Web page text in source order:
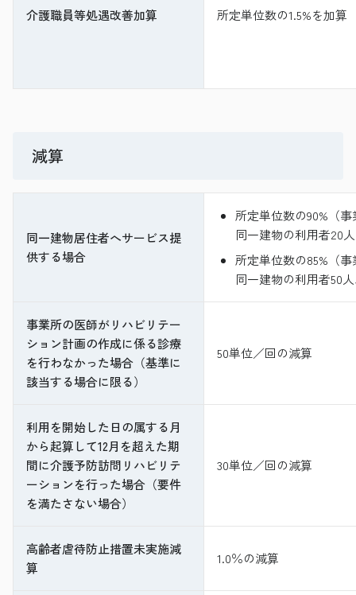
介護職員等処遇改善加算 所定単位数の1.5%を加算
減算
同一建物居住者へサービス提
供する場合
所定単位数の90%（
同一建物の利用者20
所定単位数の85%（
同一建物の利用者50
事業所の医師がリハビリテー
ション計画の作成に係る診療
を行わなかった場合（基準に
該当する場合に限る）
50単位／回の減算
利用を開始した日の属する月
から起算して12月を超えた期
間に介護予防訪問リハビリテ
ーションを行った場合（要件
を満たさない場合）
30単位／回の減算
高齢者虐待防止措置未実施減
算
1.0％の減算